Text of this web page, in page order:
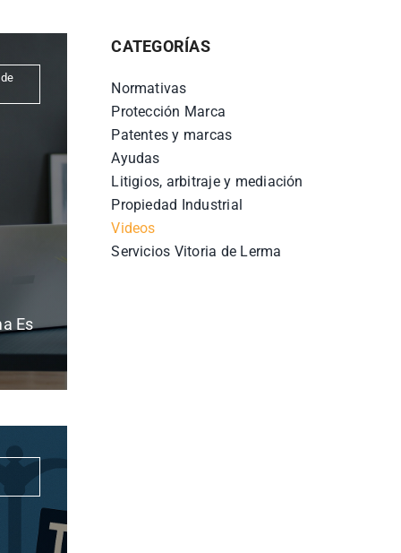
Es
CATEGORÍAS
Normativas
Protección Marca
Patentes y marcas
Ayudas
Litigios, arbitraje y mediación
Propiedad Industrial
Videos
Servicios Vitoria de Lerma